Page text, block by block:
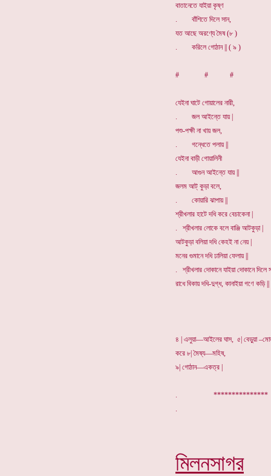
বাতানেতে যাইয়া কৃষ্ণ
. বাঁশিতে দিলে সান,
যত আছে অরণ্যে মৈষ (৮ )
. করিলে গোঠান || ( ৯ )
# # #
যেইনা ঘাটে গোয়ালের নারী,
. জল আইন্তে যায় |
পশু-পক্ষী না খায় জল,
. গন্ধেতে পলায় ||
যেইনা বাড়ী গোয়ালিনী
. আগুন আইন্তে যায় ||
জলম আট্ কুড়া বলে,
. কোয়ারি ঝাপায় ||
শ্রীখলার হাটে দধি করে বেচাকেনা |
. শ্রীখলার লোকে বলে বাঞ্জি আটকুড়া |
আটকুড়া বলিয়া দধি কেহই না নেয় |
মনের গুমানে দধি ঢালিয়া ফেলায় ||
. শ্রীখলার দোকানে যাইয়া দোকানে দিলে
রাধে বিকায় দধি-দুগ্ধ, কানাইয়া গণে কড়ি ||
৪ | এলুয়া—আইলের ঘাস, ৫| বেড়ুয়া
করে ৮| মৈষ্য—মহিষ,
৯| গোঠান—একত্র |
. ***************
মিলনসাগর